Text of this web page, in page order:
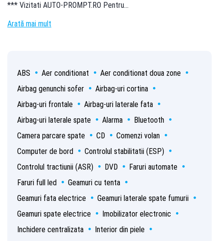
*** Vizitati AUTO-PROMPT.RO Pentru…
Arată mai mult
ABS Aer conditionat
Aer conditionat doua zone
Airbag genunchi sofer
Airbag-uri cortina
Airbag-uri frontale
Airbag-uri laterale fata
Airbag-uri laterale spate
Alarma
Bluetooth
Camera parcare spate
CD
Comenzi volan
Computer de bord
Controlul stabilitatii (ESP)
Controlul tractiunii (ASR)
DVD
Faruri automate
Faruri full led
Geamuri cu tenta
Geamuri fata electrice
Geamuri laterale spate fumurii
Geamuri spate electrice
Imobilizator electronic
Inchidere centralizata
Interior din piele